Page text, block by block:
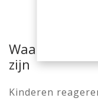
Waarom
zijn
Kinderen